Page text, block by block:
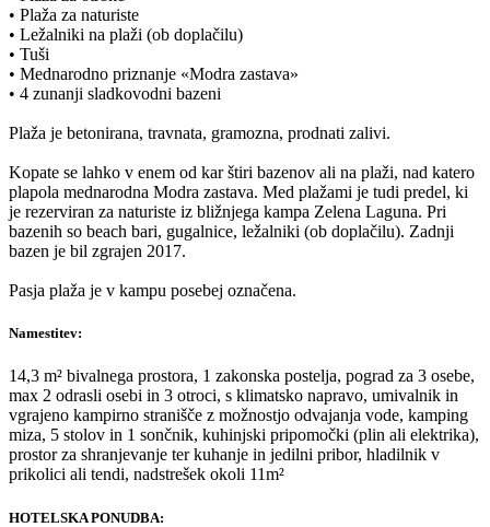
• Plaža za naturiste
• Ležalniki na plaži (ob doplačilu)
• Tuši
• Mednarodno priznanje «Modra zastava»
• 4 zunanji sladkovodni bazeni
Plaža je betonirana, travnata, gramozna, prodnati zalivi.
Kopate se lahko v enem od kar štiri bazenov ali na plaži, nad katero
plapola mednarodna Modra zastava. Med plažami je tudi predel, ki
je rezerviran za naturiste iz bližnjega kampa Zelena Laguna. Pri
bazenih so beach bari, gugalnice, ležalniki (ob doplačilu). Zadnji
bazen je bil zgrajen 2017.
Pasja plaža je v kampu posebej označena.
Namestitev:
14,3 m² bivalnega prostora, 1 zakonska postelja, pograd za 3 osebe,
max 2 odrasli osebi in 3 otroci, s klimatsko napravo, umivalnik in
vgrajeno kampirno stranišče z možnostjo odvajanja vode, kamping
miza, 5 stolov in 1 sončnik, kuhinjski pripomočki (plin ali elektrika),
prostor za shranjevanje ter kuhanje in jedilni pribor, hladilnik v
prikolici ali tendi, nadstrešek okoli 11m²
HOTELSKA PONUDBA: